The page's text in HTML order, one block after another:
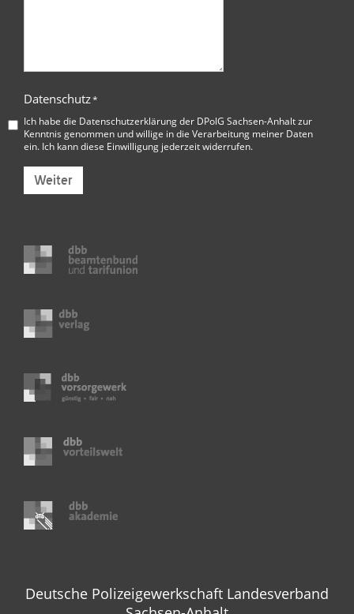
Datenschutz*
Ich habe die Datenschutzerklärung der DPolG Sachsen-Anhaltzur
Kenntnis genommen und willige in die Verarbeitung meiner Daten
ein. Ich kann diese Einwilligung jederzeit widerrufen.
Weiter
Deutsche Polizeigewerkschaft Landesverband